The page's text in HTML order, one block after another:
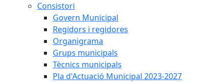
Consistori
Govern Municipal
Regidors i regidores
Organigrama
Grups municipals
Tècnics municipals
Pla d'Actuació Municipal 2023-2027